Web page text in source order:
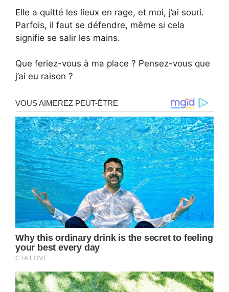
Elle a quitté les lieux en rage, et moi, j’ai souri.
Parfois, il faut se défendre, même si cela
signifie se salir les mains.
Que feriez-vous à ma place ? Pensez-vous que
j’ai eu raison ?